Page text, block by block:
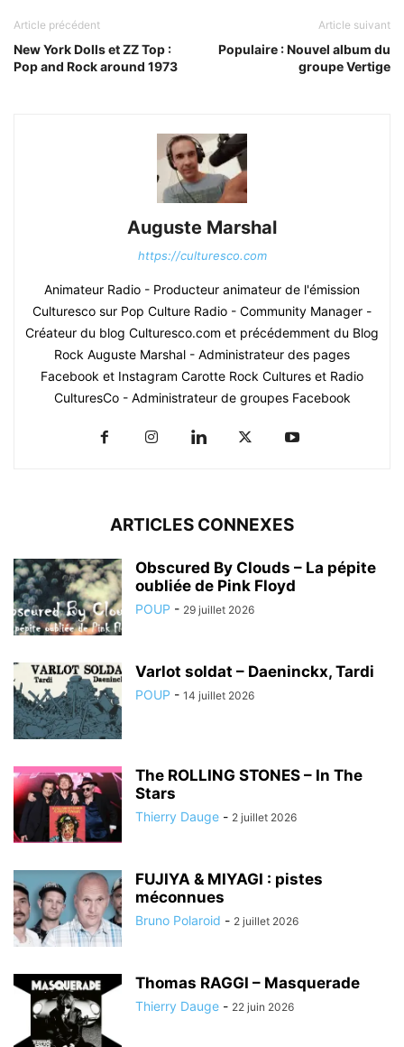
Article précédent
New York Dolls et ZZ Top :
Pop and Rock around 1973
Article suivant
Populaire : Nouvel album du
groupe Vertige
Auguste Marshal
https://culturesco.com
Animateur Radio - Producteur animateur de l'émission
Culturesco sur Pop Culture Radio - Community Manager -
Créateur du blog Culturesco.com et précédemment du Blog
Rock Auguste Marshal - Administrateur des pages
Facebook et Instagram Carotte Rock Cultures et Radio
CulturesCo - Administrateur de groupes Facebook
ARTICLES CONNEXES
Obscured By Clouds – La pépite
oubliée de Pink Floyd
POUP - 29 juillet 2026
Varlot soldat – Daeninckx, Tardi
POUP - 14 juillet 2026
The ROLLING STONES – In The
Stars
Thierry Dauge - 2 juillet 2026
FUJIYA & MIYAGI : pistes
méconnues
Bruno Polaroid - 2 juillet 2026
Thomas RAGGI – Masquerade
Thierry Dauge - 22 juin 2026